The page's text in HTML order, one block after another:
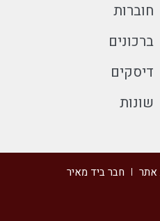
חוברות
ברכונים
דיסקים
שונות
אתר חבר ביד מאיר